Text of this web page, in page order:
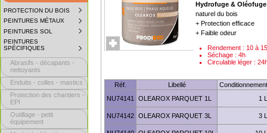
PROTECTION DU BOIS
COLLAPSED.
CLICK
TO
PEINTURES MÉTAUX
COLLAPSED.
CLICK
EXPAND
PEINTURES SOL
COLLAPSED.
CLICK
TO
EXPAND
SUBMENU.
PEINTURES
SPÉCIFIQUES
SUBMENU
CLICK
EXPAND
SUBMENU.
Abrasifs - décapants -
nettoyants
Enduits - colles - mastics
Protection des chantiers -
EPI
Outillage - petit
équipement
Hydrofuge &
naturel du bois
+ Protection efficace
+ Faible odeur
Rendement : 10 à
Séchage : 4h
Circulable léger :
Réf. Libellé
Conditionnement
NU74141
OLEAROX PARQUET 1L 1 L
NU74142 OLEAROX PARQUET 3L 3 L